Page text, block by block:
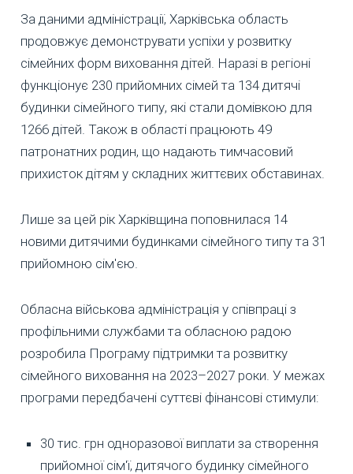
За даними адміністрації, Харківська область
продовжує демонструвати успіхи у розвитку
сімейних форм виховання дітей. Наразі в регіоні
функціонує 230 прийомних сімей та 134 дитячі
будинки сімейного типу, які стали домівкою для
1266 дітей. Також в області працюють 49
патронатних родин, що надають тимчасовий
прихисток дітям у складних життєвих обставинах.
Лише за цей рік Харківщина поповнилася 14
новими дитячими будинками сімейного типу та 31
прийомною сім'єю.
Обласна військова адміністрація у співпраці з
профільними службами та обласною радою
розробила Програму підтримки та розвитку
сімейного виховання на 2023–2027 роки. У межах
програми передбачені суттєві фінансові стимули:
30 тис. грн одноразової виплати за створення
прийомної сім'ї, дитячого будинку сімейного